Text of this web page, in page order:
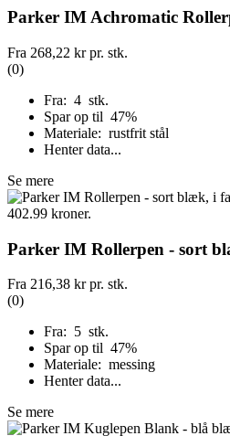
Parker IM Achromatic
Fra 268,22 krpr. stk.
(0)
Fra: 4 stk.
Spar op til 47%
Materiale: rustfrit stål
Henter data...
Se mere
Parker IM Rollerpen - sort
Fra 216,38 krpr. stk.
(0)
Fra: 5 stk.
Spar op til 47%
Materiale: messing
Henter data...
Se mere